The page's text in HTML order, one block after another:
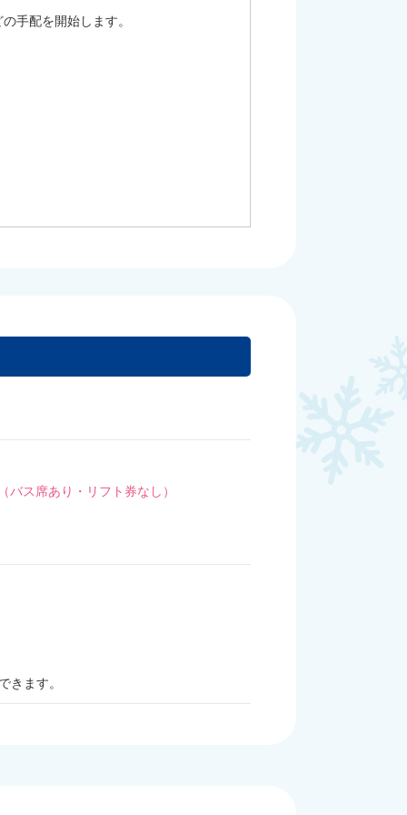
手配を開始します。
ス席あり・リフト券なし）
きます。